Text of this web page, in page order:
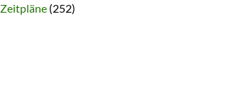
Zeitpläne(252)